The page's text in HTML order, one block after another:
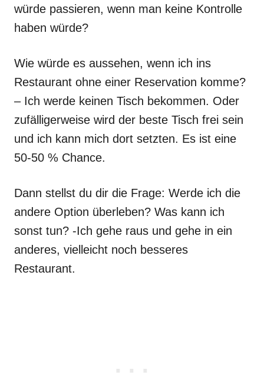
würde passieren, wenn man keine Kontrolle
haben würde?
Wie würde es aussehen, wenn ich ins
Restaurant ohne einer Reservation komme?
– Ich werde keinen Tisch bekommen. Oder
zufälligerweise wird der beste Tisch frei sein
und ich kann mich dort setzten. Es ist eine
50-50 % Chance.
Dann stellst du dir die Frage: Werde ich die
andere Option überleben? Was kann ich
sonst tun? -Ich gehe raus und gehe in ein
anderes, vielleicht noch besseres
Restaurant.